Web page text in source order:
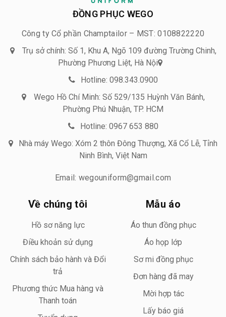
ĐỒNG PHỤC WEGO
Công ty Cổ phần Champtailor – MST: 0108822220
Trụ sở chính: Số 1, Khu A, Ngõ 109 đường Trường Chinh,
Phường Phương Liệt, Hà Nội
Hotline: 098.343.0900
Wego Hồ Chí Minh: Số 529/135 Huỳnh Văn Bánh,
Phường Phú Nhuận, TP. HCM
Hotline: 0967 653 880
Nhà máy Wego: Xóm 2 thôn Đông Thượng, Xã Cổ Lễ, Tỉnh
Ninh Bình, Việt Nam
Email: wegouniform@gmail.com
Về chúng tôi
Hồ sơ năng lực
Điều khoản sử dụng
Chính sách bảo hành và Đổi
trả
Phương thức Mua hàng và
Thanh toán
Mẫu áo
Áo thun đồng phục
Áo họp lớp
Sơ mi đồng phục
Đơn hàng đã may
Mời hợp tác
Lấy báo giá